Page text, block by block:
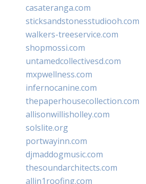
casateranga.com
sticksandstonesstudiooh.com
walkers-treeservice.com
shopmossi.com
untamedcollectivesd.com
mxpwellness.com
infernocanine.com
thepaperhousecollection.com
allisonwillisholley.com
solslite.org
portwayinn.com
djmaddogmusic.com
thesoundarchitects.com
allin1roofing.com